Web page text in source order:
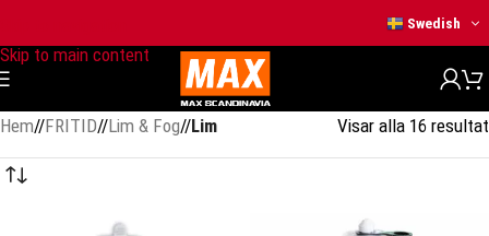
Skip to main content
Swedish
Hem/ FRITID/ Lim & Fog/ Lim Visar alla 16 resultat